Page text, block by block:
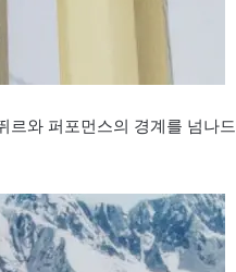
르와 퍼포먼스의 경계를 넘나드